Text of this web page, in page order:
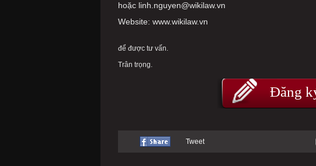
hoặc linh.nguyen@wikilaw.vn
Website: www.wikilaw.vn
để được tư vấn.
Trân trọng.
Đăng
Tweet